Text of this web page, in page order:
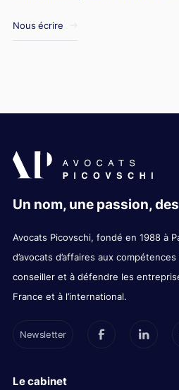
Nous écrire
Un nom, une passion,
Avocats Picovschi, fondé en 1988 à
d’avocats d’affaires aux
conseiller et à défendre les
France et à l’international.
Newsletter
Le cabinet